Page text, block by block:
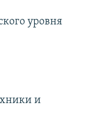
уровня
и